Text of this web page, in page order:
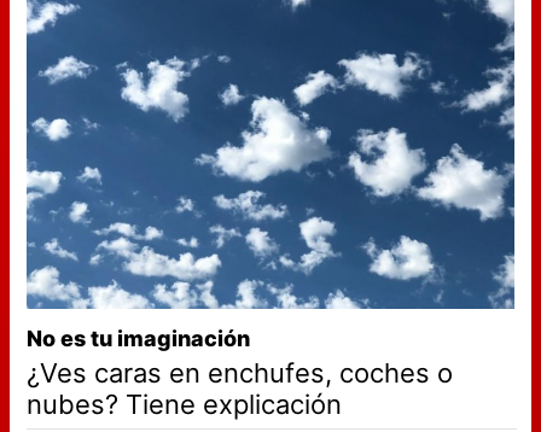
No es tu imaginación
¿Ves caras en enchufes, coches o
nubes? Tiene explicación